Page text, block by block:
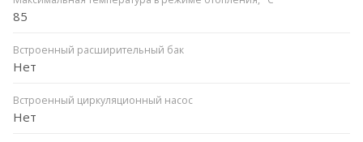
85
Встроенный расширительный бак
Нет
Встроенный циркуляционный насос
Нет